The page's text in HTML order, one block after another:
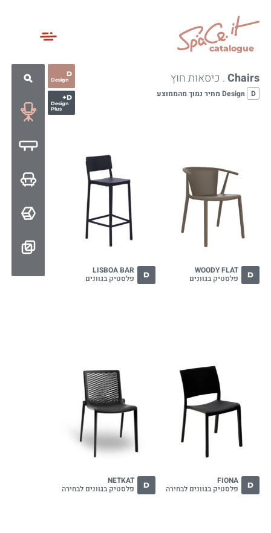
catalogue
D
Design
D+
Design
Plus
Chairs. כיסאות חוץ
D Design מחיר נמוך מהממוצע
D
WOODY FLAT
פלסטיק בגוונים D
LISBOA BAR
פלסטיק בגוונים
D
FIONA
פלסטיק בגוונים לבחירה D
NETKAT
פלסטיק בגוונים לבחירה